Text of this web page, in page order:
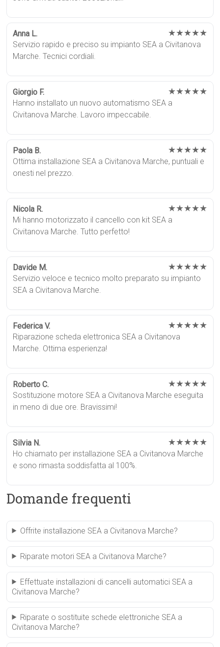
Anna L. ★★★★★
Servizio rapido e preciso su impianto SEA a Civitanova
Marche. Tecnici cordiali.
Giorgio F. ★★★★★
Hanno installato un nuovo automatismo SEA a
Civitanova Marche. Lavoro impeccabile.
Paola B. ★★★★★
Ottima installazione SEA a Civitanova Marche, puntuali e
onesti nel prezzo.
Nicola R. ★★★★★
Mi hanno motorizzato il cancello con kit SEA a
Civitanova Marche. Tutto perfetto!
Davide M. ★★★★★
Servizio veloce e tecnico molto preparato su impianto
SEA a Civitanova Marche.
Federica V. ★★★★★
Riparazione scheda elettronica SEA a Civitanova
Marche. Ottima esperienza!
Roberto C. ★★★★★
Sostituzione motore SEA a Civitanova Marche eseguita
in meno di due ore. Bravissimi!
Silvia N. ★★★★★
Ho chiamato per installazione SEA a Civitanova Marche
e sono rimasta soddisfatta al 100%.
Domande frequenti
Offrite installazione SEA a Civitanova Marche?
Riparate motori SEA a Civitanova Marche?
Effettuate installazioni di cancelli automatici SEA a
Civitanova Marche?
Riparate o sostituite schede elettroniche SEA a
Civitanova Marche?